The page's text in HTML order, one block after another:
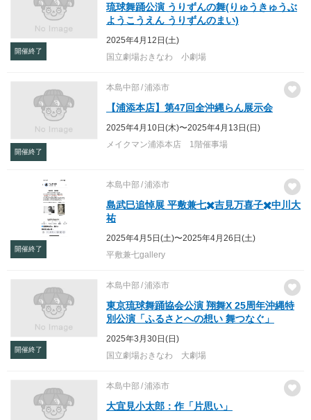
開催終了
琉球舞踊公演 うりずんの舞(りゅうきゅうぶ
ようこうえん うりずんのまい)
2025年4月12日(土)
国立劇場おきなわ 小劇場
開催終了
本島中部 浦添市
【浦添本店】第47回全沖縄らん展示会
2025年4月10日(木)〜2025年4月13日(日)
メイクマン浦添本店 1階催事場
開催終了
本島中部 浦添市
島武巳追悼展 平敷兼七✖️吉見万喜子✖️中川大
祐
2025年4月5日(土)〜2025年4月26日(土)
平敷兼七gallery
開催終了
本島中部 浦添市
東京琉球舞踊協会公演 翔舞X 25周年沖縄特
別公演「ふるさとへの想い 舞つなぐ」
2025年3月30日(日)
国立劇場おきなわ 大劇場
本島中部 浦添市
大宜見小太郎：作「片思い」